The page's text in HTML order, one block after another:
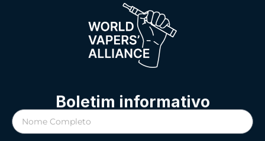
Boletim informativo